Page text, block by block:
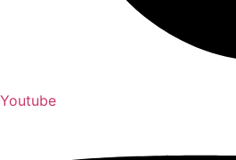
Youtube